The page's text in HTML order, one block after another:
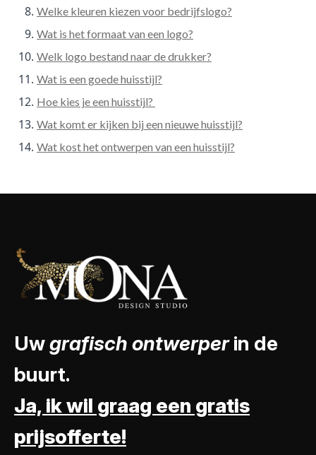
Welke kleuren kiezen voor bedrijfslogo?
Wat is het formaat van een logo?
Welk logo bestand naar de drukker?
Wat is een goede huisstijl?
Hoe kies je een huisstijl?
Wat komt er kijken bij een nieuwe huisstijl?
Wat kost het ontwerpen van een huisstijl?
Uwgrafisch ontwerperin de
buurt.
Ja, ik wil graag een gratis
prijsofferte!